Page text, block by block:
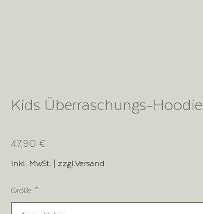
Kids Überraschungs-Hoodie
47,90 €
inkl. MwSt. | zzgl.Versand
Größe *